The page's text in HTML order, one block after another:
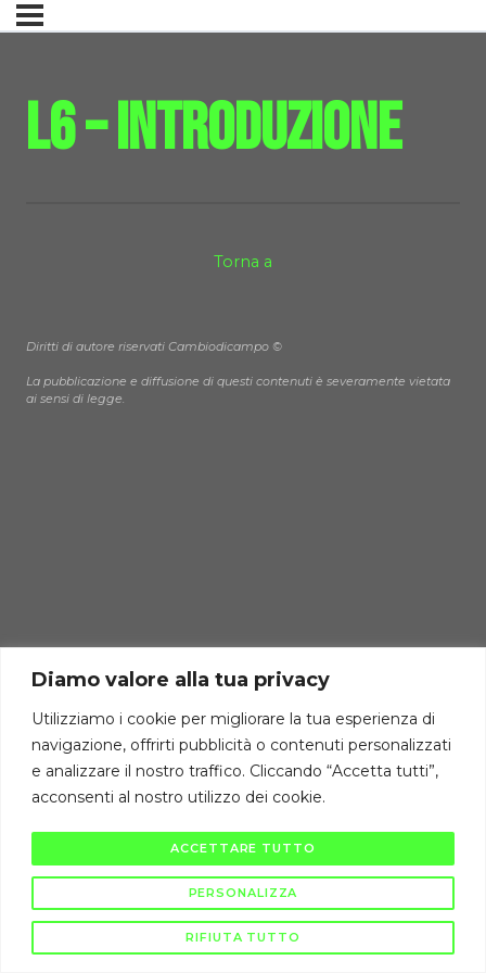
Diamo valore alla tua privacy
Utilizziamo i cookie per migliorare la tua esperienza di
navigazione, offrirti pubblicità o contenuti personalizzati
e analizzare il nostro traffico. Cliccando “Accetta tutti”,
acconsenti al nostro utilizzo dei cookie.
PERSONALIZZA
RIFIUTA TUTTO
ACCETTARE TUTTO
L6 – Introduzione
Torna a
Diritti di autore riservati Cambiodicampo ©
La pubblicazione e diffusione di questi contenuti è severamente vietata
ai sensi di legge.